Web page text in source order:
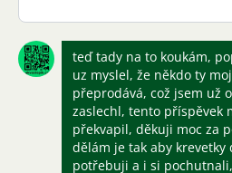
teď tady na to koukám,
uz myslel, že někdo ty
přeprodává, což jsem už
zaslechl, tento příspěvek
překvapil, děkuji moc za
dělám je tak aby krevetky
potřebuji a i si